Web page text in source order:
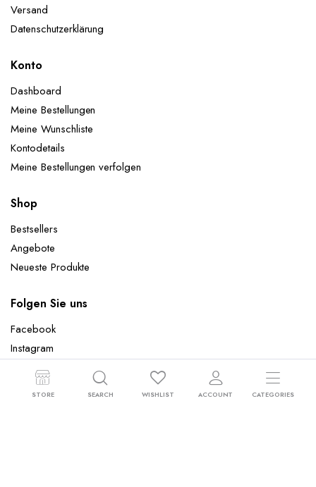
Versand
Datenschutzerklärung
Konto
Dashboard
Meine Bestellungen
Meine Wunschliste
Kontodetails
Meine Bestellungen verfolgen
Shop
Bestsellers
Angebote
Neueste Produkte
Folgen Sie uns
Facebook
Instagram
STORE SEARCH WISHLIST ACCOUNT CATEGORIES